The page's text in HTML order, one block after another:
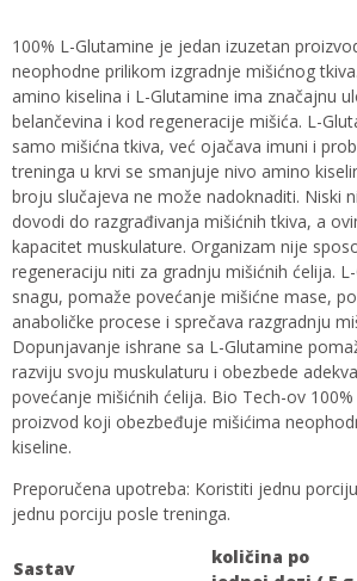
100% L-Glutamine je jedan izuzetan
neophodne prilikom izgradnje mišićnog
amino kiselina i L-Glutamine ima značajnu
belančevina i kod regeneracije mišića. L-
samo mišićna tkiva, već ojačava imuni i
treninga u krvi se smanjuje nivo amino
broju slučajeva ne može nadoknaditi. Niski
dovodi do razgrađivanja mišićnih tkiva, a
kapacitet muskulature. Organizam nije
regeneraciju niti za gradnju mišićnih ćelija.
snagu, pomaže povećanje mišićne mase,
anaboličke procese i sprečava razgradnju
Dopunjavanje ishrane sa L-Glutamine
razviju svoju muskulaturu i obezbede
povećanje mišićnih ćelija. Bio Tech-ov
proizvod koji obezbeđuje mišićima
kiseline.
Preporučena upotreba: Koristiti jednu
jednu porciju posle treninga.
Sastav
količina po